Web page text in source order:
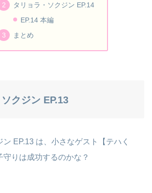
タリョラ・ソクジン EP.14
EP.14 本編
まとめ
クジン EP.13
ン EP.13 は、小さなゲスト【テハく
守りは成功するのかな？